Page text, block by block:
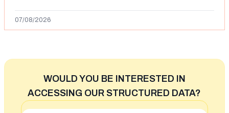
07/08/2026
WOULD YOU BE INTERESTED IN
ACCESSING OUR STRUCTURED DATA?